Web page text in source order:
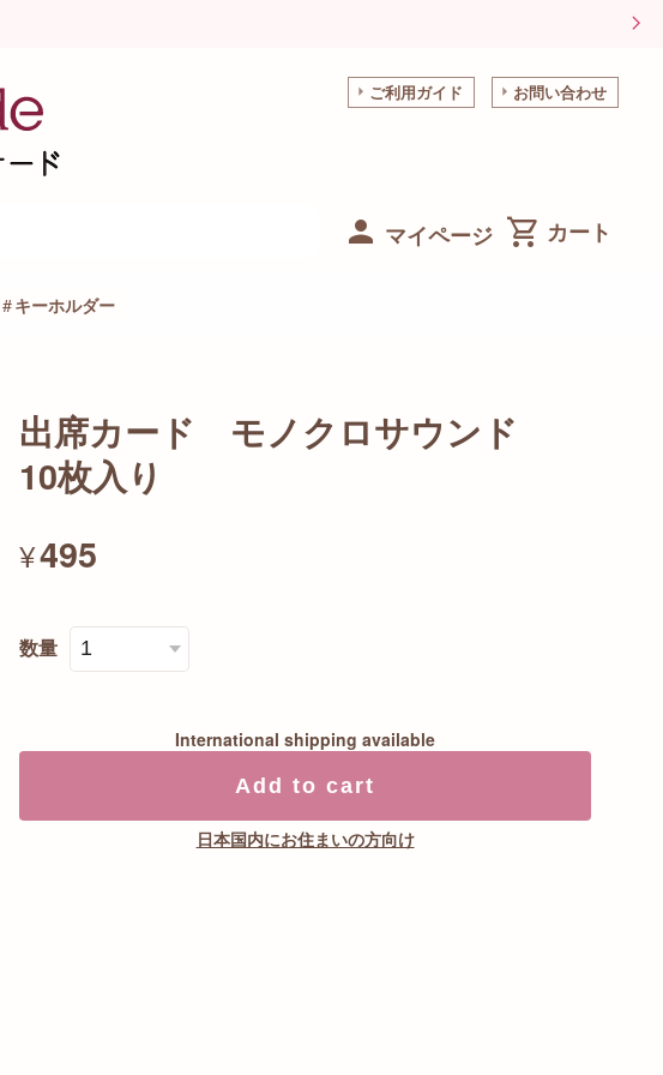
ご利用ガイド お問い合わせ
マイページ
キーホルダー
出席カード モノクロサウンド
10枚入り
¥495
数量
International shipping available
Add to cart
日本国内にお住まいの方向け